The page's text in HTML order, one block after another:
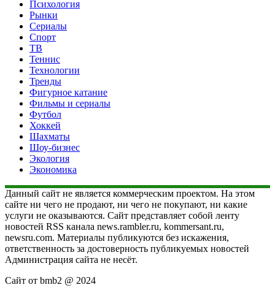
Психология
Рынки
Сериалы
Спорт
ТВ
Теннис
Технологии
Тренды
Фигурное катание
Фильмы и сериалы
Футбол
Хоккей
Шахматы
Шоу-бизнес
Экология
Экономика
Данный сайт не является коммерческим проектом. На этом
сайте ни чего не продают, ни чего не покупают, ни какие
услуги не оказываются. Сайт представляет собой ленту
новостей RSS канала news.rambler.ru, kommersant.ru,
newsru.com. Материалы публикуются без искажения,
ответственность за достоверность публикуемых новостей
Администрация сайта не несёт.
Сайт от bmb2 @ 2024